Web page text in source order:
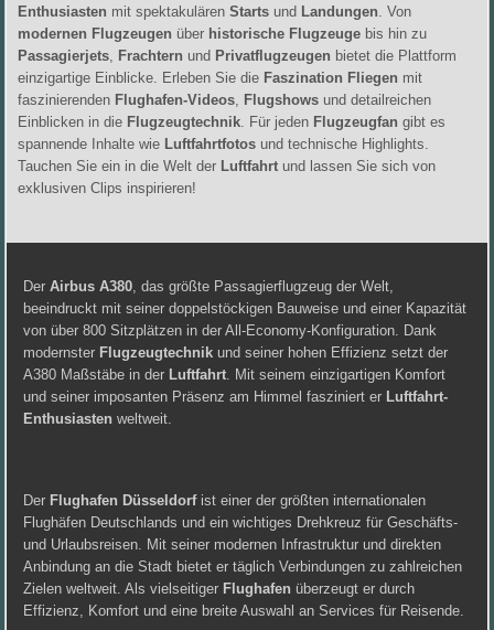
Enthusiasten mit spektakulärenStarts und Landungen . Von
modernen Flugzeugen über historische Flugzeuge bis hin zu
Passagierjets Frachtern und Privatflugzeugen bietet die Plattform
einzigartige Einblicke. Erleben Sie die Faszination Fliegen mit
faszinierenden Flughafen-Videos Flugshows und detailreichen
Einblicken in die Flugzeugtechnik . Für jeden Flugzeugfan gibt es
spannende Inhalte wie Luftfahrtfotos und technische Highlights.
Tauchen Sie ein in die Welt der Luftfahrt und lassen Sie sich von
exklusiven Clips inspirieren!
DerAirbus A380 , das größte Passagierflugzeug der Welt,
beeindruckt mit seiner doppelstöckigen Bauweise und einer Kapazität
von über 800 Sitzplätzen in der All-Economy-Konfiguration. Dank
modernster Flugzeugtechnik und seiner hohen Effizienz setzt der
A380 Maßstäbe in der Luftfahrt . Mit seinem einzigartigen Komfort
und seiner imposanten Präsenz am Himmel fasziniert er Luftfahrt-
Enthusiasten weltweit.
Der Flughafen Düsseldorfist einer der größten internationalen
Flughäfen Deutschlands und ein wichtiges Drehkreuz für Geschäfts-
und Urlaubsreisen. Mit seiner modernen Infrastruktur und direkten
Anbindung an die Stadt bietet er täglich Verbindungen zu zahlreichen
Zielen weltweit. Als vielseitiger Flughafen überzeugt er durch
Effizienz, Komfort und eine breite Auswahl an Services für Reisende.